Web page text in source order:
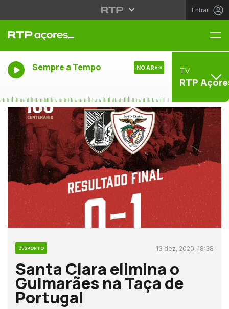
Entrar
Sempre a Tempo NO AR TV
RTP
DESPORTO 13 dez, 2020, 18:38
Santa Clara elimina o
Guimarães na Taça de
Portugal